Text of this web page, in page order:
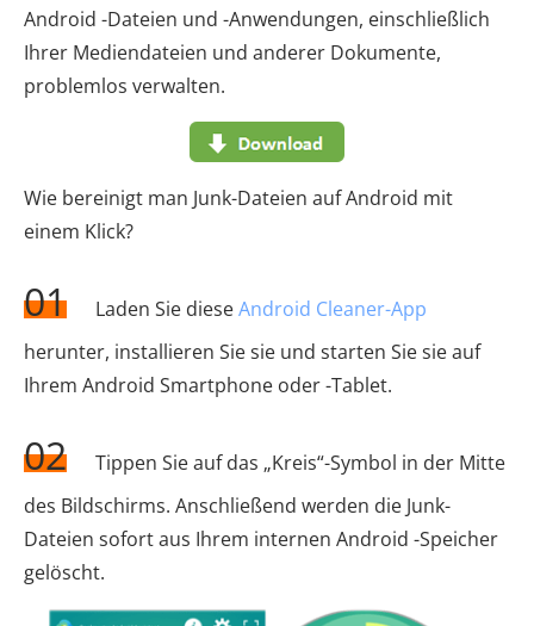
Android -Dateien und -Anwendungen, einschließlich
Ihrer Mediendateien und anderer Dokumente,
problemlos verwalten.
Wie bereinigt man Junk-Dateien auf Android mit
einem Klick?
01 Laden Sie dieseAndroid Cleaner-App
herunter, installieren Sie sie und starten Sie sie auf
Ihrem Android Smartphone oder -Tablet.
02
Tippen Sie auf das „Kreis“-Symbol in der Mitte
des Bildschirms. Anschließend werden die Junk-
Dateien sofort aus Ihrem internen Android -Speicher
gelöscht.